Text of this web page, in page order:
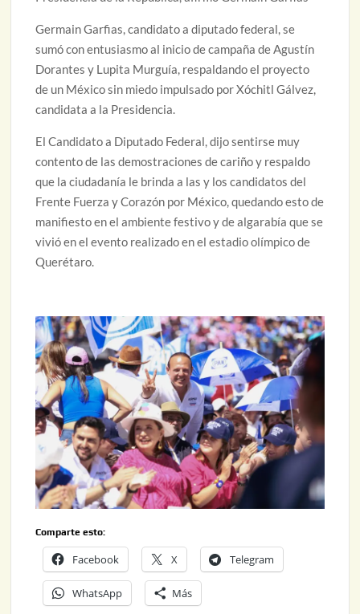
Germain Garfias, candidato a diputado federal, se
sumó con entusiasmo al inicio de campaña de Agustín
Dorantes y Lupita Murguía, respaldando el proyecto
de un México sin miedo impulsado por Xóchitl Gálvez,
candidata a la Presidencia.
El Candidato a Diputado Federal, dijo sentirse muy
contento de las demostraciones de cariño y respaldo
que la ciudadanía le brinda a las y los candidatos del
Frente Fuerza y Corazón por México, quedando esto de
manifiesto en el ambiente festivo y de algarabía que se
vivió en el evento realizado en el estadio olímpico de
Querétaro.
Comparte esto:
Facebook X Telegram
WhatsApp Más